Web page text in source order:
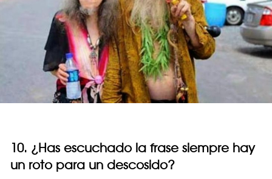
10. ¿Has escuchado la frase siempre hay
un roto para un descosido?